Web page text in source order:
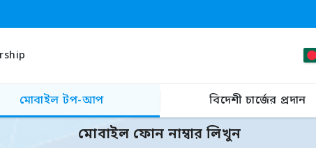
মোবাইল টপ-আপ বিদেশী চার্জের প্রদান
মোবাইল ফোন নাম্বার লিখুন